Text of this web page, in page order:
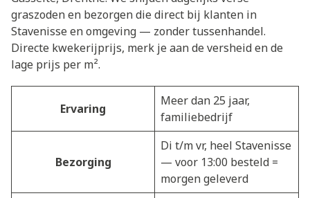
graszoden en bezorgen die direct bij klanten in
Stavenisse en omgeving — zonder tussenhandel.
Directe kwekerijprijs, merk je aan de versheid en de
lage prijs per m².
Ervaring
Meer dan 25 jaar,
familiebedrijf
Bezorging
Di t/m vr, heel Stavenisse
— voor 13:00 besteld =
morgen geleverd